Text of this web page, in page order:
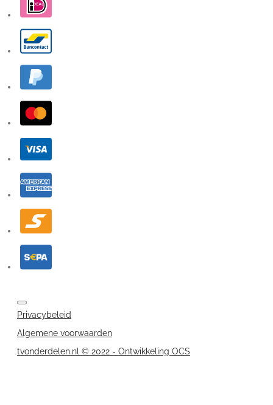
Privacybeleid
Algemene voorwaarden
tvonderdelen.nl © 2022 - Ontwikkeling OCS